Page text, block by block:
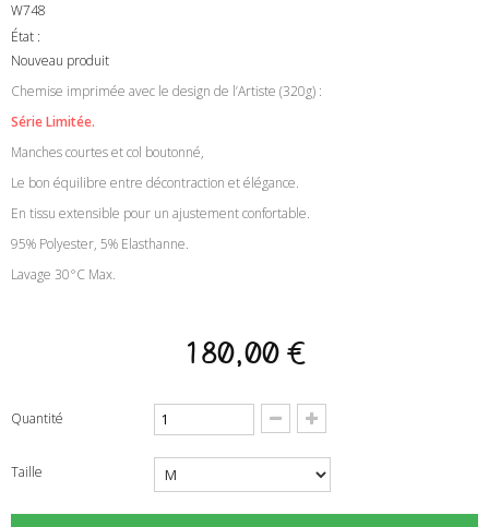
W748
État :
Nouveau produit
Chemise imprimée avec le design de l’Artiste (320g) :
Série Limitée.
Manches courtes et col boutonné,
Le bon équilibre entre décontraction et élégance.
En tissu extensible pour un ajustement confortable.
95% Polyester, 5% Elasthanne.
Lavage 30°C Max.
180,00 €
Quantité
Taille